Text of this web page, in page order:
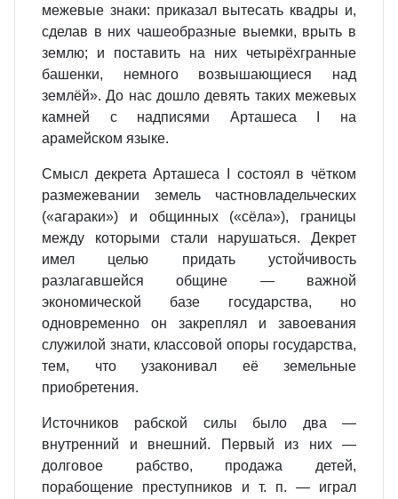
межевые знаки: приказал вытесать квадры и,
сделав в них чашеобразные выемки, врыть в
землю; и поставить на них четырёхгранные
башенки, немного возвышающиеся над
землёй». До нас дошло девять таких межевых
камней с надписями Арташеса I на
арамейском языке.
Смысл декрета Арташеса I состоял в чётком
размежевании земель частновладельческих
(«агараки») и общинных («сёла»), границы
между которыми стали нарушаться. Декрет
имел целью придать устойчивость
разлагавшейся общине — важной
экономической базе государства, но
одновременно он закреплял и завоевания
служилой знати, классовой опоры государства,
тем, что узаконивал её земельные
приобретения.
Источников рабской силы было два —
внутренний и внешний. Первый из них —
долговое рабство, продажа детей,
порабощение преступников и т. п. — играл